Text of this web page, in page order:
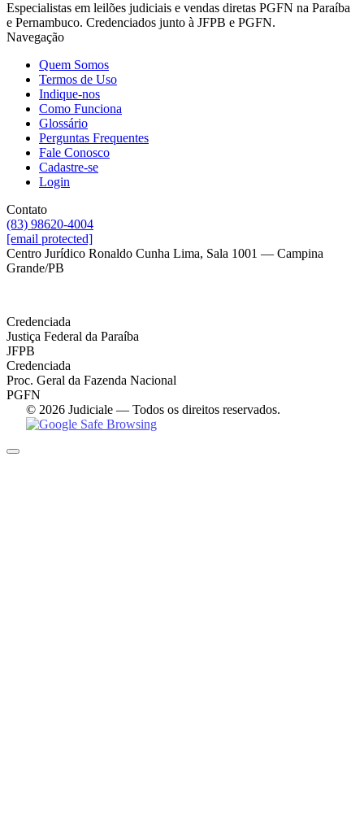
Especialistas em leilões judiciais e vendas diretas PGFN na Paraíba
e Pernambuco. Credenciados junto à JFPB e PGFN.
Navegação
Quem Somos
Termos de Uso
Indique-nos
Como Funciona
Glossário
Perguntas Frequentes
Fale Conosco
Cadastre-se
Login
Contato
(83) 98620-4004
[email protected]
Centro Jurídico Ronaldo Cunha Lima, Sala 1001 — Campina
Grande/PB
Credenciada
Justiça Federal da Paraíba
JFPB
Credenciada
Proc. Geral da Fazenda Nacional
PGFN
© 2026 Judiciale — Todos os direitos reservados.